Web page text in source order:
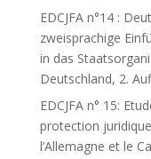
EDCJFA n°14 :
zweisprachige
in das
Deutschland, 2.
EDCJFA n° 15:
protection
l’Allemagne et le